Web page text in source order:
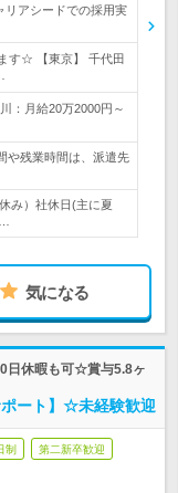
リアシードでの採用実
す☆ 【東京】 千代田
：月給20万2000円～
残業時間は、派遣先
み）社休日(主に夏
気になる
日休暇も可☆賞与5.8ヶ
ート】☆未経験歓迎
制 第二新卒歓迎